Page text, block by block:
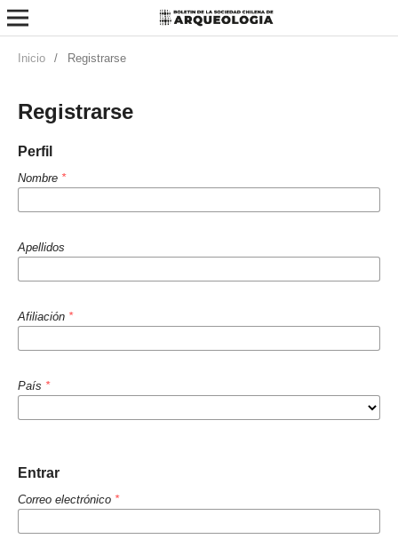
Inicio / Registrarse
Registrarse
Perfil
Nombre *
Apellidos
Afiliación *
País *
Entrar
Correo electrónico *